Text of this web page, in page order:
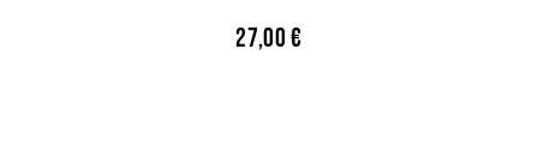
27,00€